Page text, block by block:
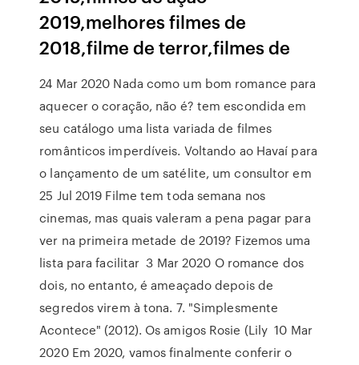
2019,melhores filmes de
2018,filme de terror,filmes de
24 Mar 2020 Nada como um bom romance para
aquecer o coração, não é? tem escondida em
seu catálogo uma lista variada de filmes
românticos imperdíveis. Voltando ao Havaí para
o lançamento de um satélite, um consultor em
25 Jul 2019 Filme tem toda semana nos
cinemas, mas quais valeram a pena pagar para
ver na primeira metade de 2019? Fizemos uma
lista para facilitar 3 Mar 2020 O romance dos
dois, no entanto, é ameaçado depois de
segredos virem à tona. 7. "Simplesmente
Acontece" (2012). Os amigos Rosie (Lily 10 Mar
2020 Em 2020, vamos finalmente conferir o